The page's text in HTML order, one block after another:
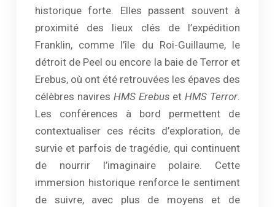
historique forte. Elles passent souvent à
proximité des lieux clés de l’expédition
Franklin, comme l’île du Roi-Guillaume, le
détroit de Peel ou encore la baie de Terror et
Erebus, où ont été retrouvées les épaves des
célèbres navires HMS Erebus etHMS Terror.
Les conférences à bord permettent de
contextualiser ces récits d’exploration, de
survie et parfois de tragédie, qui continuent
de nourrir l’imaginaire polaire. Cette
immersion historique renforce le sentiment
de suivre, avec plus de moyens et de